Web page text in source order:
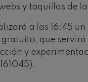
y taquillas de
a las 16:45
que
y